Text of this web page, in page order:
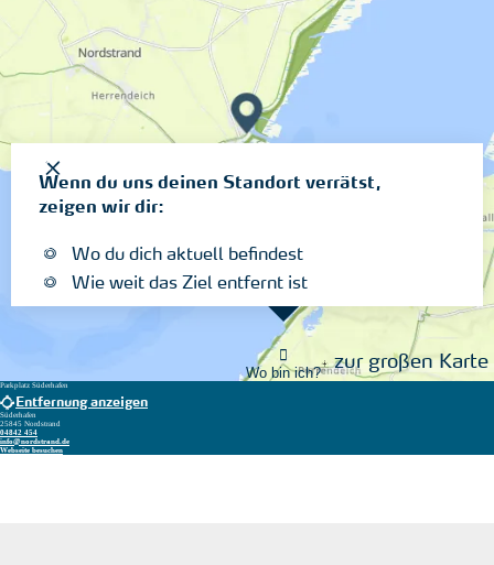
Wo bin ich?
Wenn du uns deinen Standort verrätst,
zeigen wir dir:
Wo du dich aktuell befindest
Wie weit das Ziel entfernt ist
zur großen Karte
Parkplatz Süderhafen
Entfernung anzeigen
Süderhafen
25845 Nordstrand
04842 454
info@nordstrand.de
Webseite besuchen